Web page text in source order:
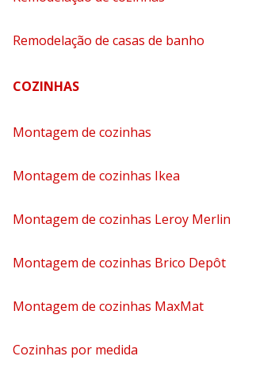
Remodelação de casas de banho
COZINHAS
Montagem de cozinhas
Montagem de cozinhas Ikea
Montagem de cozinhas Leroy Merlin
Montagem de cozinhas Brico Depôt
Montagem de cozinhas MaxMat
Cozinhas por medida